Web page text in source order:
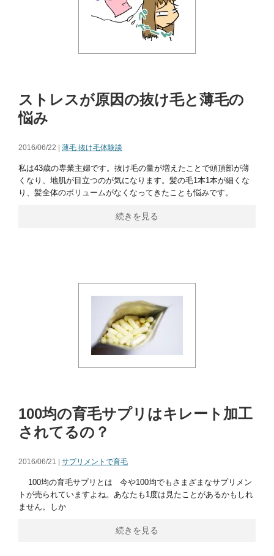
ストレスが原因の抜け毛と薄毛の
悩み
2016/06/22 | 薄毛 抜け毛体験談
私は43歳の専業主婦です。抜け毛の量が増えたことで頭頂部が薄
くなり、地肌が目立つのが気になります。髪の毛1本1本が細くな
り、髪全体のボリュームがなくなってきたことも悩みです。
続きを見る
100均の育毛サプリはキレート加工
されてるの？
2016/06/21 | サプリメントで育毛
100均の育毛サプリとは 今や100均でもさまざまなサプリメン
トが売られていますよね。あなたも1度は見たことがあるかもしれ
ません。しか
続きを見る